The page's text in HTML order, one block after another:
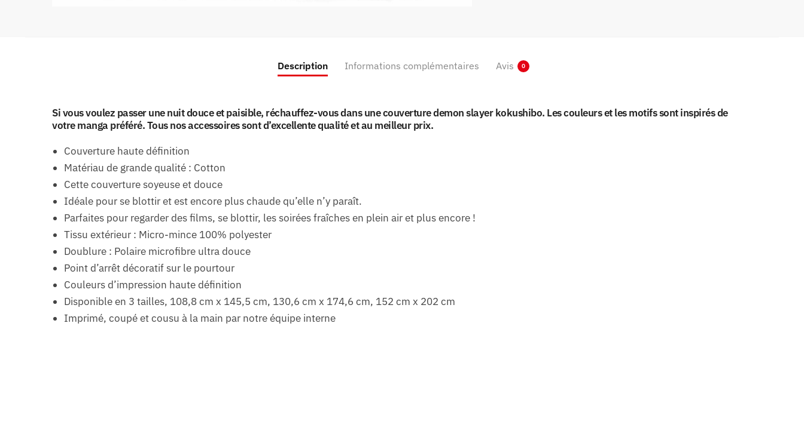
Description Informations complémentaires Avis 0
Si vous voulez passer une nuit douce et paisible, réchauffez-vous dans une couverture demon slayer kokushibo. Les couleurs et les motifs sont inspirés de
votre manga préféré. Tous nos accessoires sont d’excellente qualité et au meilleur prix.
Couverture haute définition
Matériau de grande qualité : Cotton
Cette couverture soyeuse et douce
Idéale pour se blottir et est encore plus chaude qu’elle n’y paraît.
Parfaites pour regarder des films, se blottir, les soirées fraîches en plein air et plus encore !
Tissu extérieur : Micro-mince 100% polyester
Doublure : Polaire microfibre ultra douce
Point d’arrêt décoratif sur le pourtour
Couleurs d’impression haute définition
Disponible en 3 tailles, 108,8 cm x 145,5 cm, 130,6 cm x 174,6 cm, 152 cm x 202 cm
Imprimé, coupé et cousu à la main par notre équipe interne